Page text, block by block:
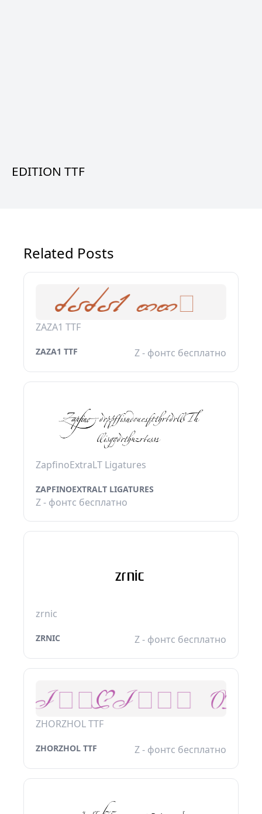
EDITION TTF
Related Posts
ZAZA1 TTF
ZAZA1 TTF Z - фонтс бесплатно
ZapfinoExtraLT Ligatures
ZAPFINOEXTRALT LIGATURES
Z - фонтс бесплатно
zrnic
ZRNIC Z - фонтс бесплатно
ZHORZHOL TTF
ZHORZHOL TTF Z - фонтс бесплатно